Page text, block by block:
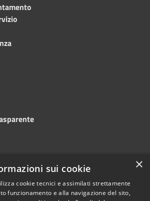
×
sui cookie
cookie tecnici e assimilati strettamente
funzionamento e alla navigazione del sito,